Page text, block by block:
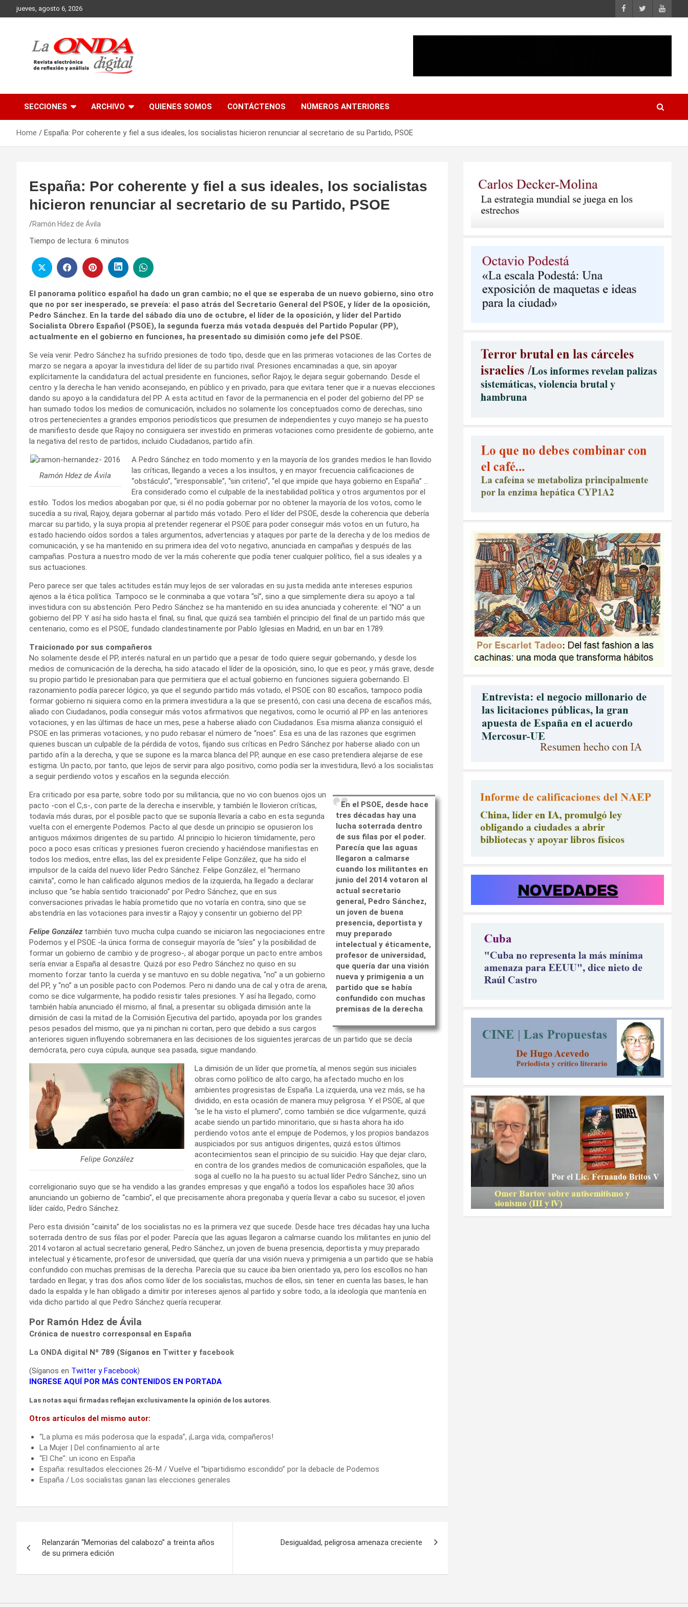
to
jueves, agosto 6, 2026
SECCIONES ARCHIVO QUIENES SOMOS CONTÁCTENOS NÚMEROS ANTERIORES
Home España: Por coherente y fiel a sus ideales, los socialistas hicieron renunciar al secretario de su Partido, PSOE
España: Por coherente y fiel a sus ideales, los socialistas
hicieron renunciar al secretario de su Partido, PSOE
Ramón Hdez de Ávila
Tiempo de lectura: 6 minutos
El panorama político español ha dado un gran cambio; no el que se esperaba de un nuevo gobierno, sino otro
que no por ser inesperado, se preveía: el paso atrás del Secretario General del PSOE, y líder de la oposición,
Pedro Sánchez. En la tarde del sábado día uno de octubre, el líder de la oposición, y líder del Partido
Socialista Obrero Español (PSOE), la segunda fuerza más votada después del Partido Popular (PP),
actualmente en el gobierno en funciones, ha presentado su dimisión como jefe del PSOE.
Se veía venir. Pedro Sánchez ha sufrido presiones de todo tipo, desde que en las primeras votaciones de las Cortes de
marzo se negara a apoyar la investidura del líder de su partido rival. Presiones encaminadas a que, sin apoyar
explícitamente la candidatura del actual presidente en funciones, señor Rajoy, le dejara seguir gobernando. Desde el
centro y la derecha le han venido aconsejando, en público y en privado, para que evitara tener que ir a nuevas elecciones
dando su apoyo a la candidatura del PP. A esta actitud en favor de la permanencia en el poder del gobierno del PP se
han sumado todos los medios de comunicación, incluidos no solamente los conceptuados como de derechas, sino
otros pertenecientes a grandes emporios periodísticos que presumen de independientes y cuyo manejo se ha puesto
de manifiesto desde que Rajoy no consiguiera ser investido en primeras votaciones como presidente de gobierno, ante
la negativa del resto de partidos, incluido Ciudadanos, partido afín.
Ramón Hdez de Ávila
A Pedro Sánchez en todo momento y en la mayoría de los grandes medios le han llovido
las críticas, llegando a veces a los insultos, y en mayor frecuencia calificaciones de
“obstáculo”, “irresponsable”, “sin criterio”, “el que impide que haya gobierno en España” …
Era considerado como el culpable de la inestabilidad política y otros argumentos por el
estilo. Todos los medios abogaban por que, si él no podía gobernar por no obtener la mayoría de los votos, como le
sucedía a su rival, Rajoy, dejara gobernar al partido más votado. Pero el líder del PSOE, desde la coherencia que debería
marcar su partido, y la suya propia al pretender regenerar el PSOE para poder conseguir más votos en un futuro, ha
estado haciendo oídos sordos a tales argumentos, advertencias y ataques por parte de la derecha y de los medios de
comunicación, y se ha mantenido en su primera idea del voto negativo, anunciada en campañas y después de las
campañas. Postura a nuestro modo de ver la más coherente que podía tener cualquier político, fiel a sus ideales y a
sus actuaciones.
Pero parece ser que tales actitudes están muy lejos de ser valoradas en su justa medida ante intereses espurios
ajenos a la ética política. Tampoco se le conminaba a que votara “sí”, sino a que simplemente diera su apoyo a tal
investidura con su abstención. Pero Pedro Sánchez se ha mantenido en su idea anunciada y coherente: el “NO” a un
gobierno del PP. Y así ha sido hasta el final, su final, que quizá sea también el principio del final de un partido más que
centenario, como es el PSOE, fundado clandestinamente por Pablo Iglesias en Madrid, en un bar en 1789.
Traicionado por sus compañeros
No solamente desde el PP, interés natural en un partido que a pesar de todo quiere seguir gobernando, y desde los
medios de comunicación de la derecha, ha sido atacado el líder de la oposición, sino, lo que es peor, y más grave, desde
su propio partido le presionaban para que permitiera que el actual gobierno en funciones siguiera gobernando. El
razonamiento podía parecer lógico, ya que el segundo partido más votado, el PSOE con 80 escaños, tampoco podía
formar gobierno ni siquiera como en la primera investidura a la que se presentó, con casi una decena de escaños más,
aliado con Ciudadanos, podía conseguir más votos afirmativos que negativos, como le ocurrió al PP en las anteriores
votaciones, y en las últimas de hace un mes, pese a haberse aliado con Ciudadanos. Esa misma alianza consiguió el
PSOE en las primeras votaciones, y no pudo rebasar el número de “noes”. Esa es una de las razones que esgrimen
quienes buscan un culpable de la pérdida de votos, fijando sus críticas en Pedro Sánchez por haberse aliado con un
partido afín a la derecha, y que se supone es la marca blanca del PP, aunque en ese caso pretendiera alejarse de ese
estigma. Un pacto, por tanto, que lejos de servir para algo positivo, como podía ser la investidura, llevó a los socialistas
a seguir perdiendo votos y escaños en la segunda elección.
En el PSOE, desde hace
tres décadas hay una
lucha soterrada dentro
de sus filas por el poder.
Parecía que las aguas
llegaron a calmarse
cuando los militantes en
junio del 2014 votaron al
actual secretario
general, Pedro Sánchez,
un joven de buena
presencia, deportista y
muy preparado
intelectual y éticamente,
profesor de universidad,
que quería dar una visión
nueva y primigenia a un
partido que se había
confundido con muchas
premisas de la derecha
Era criticado por esa parte, sobre todo por su militancia, que no vio con buenos ojos un
pacto -con el C,s-, con parte de la derecha e inservible, y también le llovieron críticas,
todavía más duras, por el posible pacto que se suponía llevaría a cabo en esta segunda
vuelta con el emergente Podemos. Pacto al que desde un principio se opusieron los
antiguos máximos dirigentes de su partido. Al principio lo hicieron tímidamente, pero
poco a poco esas críticas y presiones fueron creciendo y haciéndose manifiestas en
todos los medios, entre ellas, las del ex presidente Felipe González, que ha sido el
impulsor de la caída del nuevo líder Pedro Sánchez. Felipe González, el “hermano
cainita”, como le han calificado algunos medios de la izquierda, ha llegado a declarar
incluso que “se había sentido traicionado” por Pedro Sánchez, que en sus
conversaciones privadas le había prometido que no votaría en contra, sino que se
abstendría en las votaciones para investir a Rajoy y consentir un gobierno del PP.
Felipe Gonzáleztambién tuvo mucha culpa cuando se iniciaron las negociaciones entre
Podemos y el PSOE -la única forma de conseguir mayoría de “síes” y la posibilidad de
formar un gobierno de cambio y de progreso-, al abogar porque un pacto entre ambos
sería enviar a España al desastre. Quizá por eso Pedro Sánchez no quiso en su
momento forzar tanto la cuerda y se mantuvo en su doble negativa, “no” a un gobierno
del PP, y “no” a un posible pacto con Podemos. Pero ni dando una de cal y otra de arena,
como se dice vulgarmente, ha podido resistir tales presiones. Y así ha llegado, como
también había anunciado él mismo, al final, a presentar su obligada dimisión ante la
dimisión de casi la mitad de la Comisión Ejecutiva del partido, apoyada por los grandes
pesos pesados del mismo, que ya ni pinchan ni cortan, pero que debido a sus cargos
anteriores siguen influyendo sobremanera en las decisiones de los siguientes jerarcas de un partido que se decía
demócrata, pero cuya cúpula, aunque sea pasada, sigue mandando.
Felipe González
La dimisión de un líder que prometía, al menos según sus iniciales
obras como político de alto cargo, ha afectado mucho en los
ambientes progresistas de España. La izquierda, una vez más, se ha
dividido, en esta ocasión de manera muy peligrosa. Y el PSOE, al que
“se le ha visto el plumero”, como también se dice vulgarmente, quizá
acabe siendo un partido minoritario, que si hasta ahora ha ido
perdiendo votos ante el empuje de Podemos, y los propios bandazos
auspiciados por sus antiguos dirigentes, quizá estos últimos
acontecimientos sean el principio de su suicidio. Hay que dejar claro,
en contra de los grandes medios de comunicación españoles, que la
soga al cuello no la ha puesto su actual líder Pedro Sánchez, sino un
correligionario suyo que se ha vendido a las grandes empresas y que engañó a todos los españoles hace 30 años
anunciando un gobierno de “cambio”, el que precisamente ahora pregonaba y quería llevar a cabo su sucesor, el joven
líder caído, Pedro Sánchez.
Pero esta división “cainita” de los socialistas no es la primera vez que sucede. Desde hace tres décadas hay una lucha
soterrada dentro de sus filas por el poder. Parecía que las aguas llegaron a calmarse cuando los militantes en junio del
2014 votaron al actual secretario general, Pedro Sánchez, un joven de buena presencia, deportista y muy preparado
intelectual y éticamente, profesor de universidad, que quería dar una visión nueva y primigenia a un partido que se había
confundido con muchas premisas de la derecha. Parecía que su cauce iba bien orientado ya, pero los escollos no han
tardado en llegar, y tras dos años como líder de los socialistas, muchos de ellos, sin tener en cuenta las bases, le han
dado la espalda y le han obligado a dimitir por intereses ajenos al partido y sobre todo, a la ideología que mantenía en
vida dicho partido al que Pedro Sánchez quería recuperar.
Por Ramón Hdez de Ávila
Crónica de nuestro corresponsal en España
La ONDA digital Nº 789 (Síganos en Twitter y facebook
(Síganos en Twitter yFacebook)
INGRESE AQUÍ POR MÁS CONTENIDOS EN PORTADA
Las notas aquí firmadas reflejan exclusivamente la opinión de los autores.
Otros artículos del mismo autor:
“La pluma es más poderosa que la espada”, ¡Larga vida, compañeros!
La Mujer | Del confinamiento al arte
“El Che”: un icono en España
España: resultados elecciones 26-M / Vuelve el “bipartidismo escondido” por la debacle de Podemos
España / Los socialistas ganan las elecciones generales
de
entradas
Relanzarán “Memorias del calabozo” a treinta años
de su primera edición
Desigualdad, peligrosa amenaza creciente